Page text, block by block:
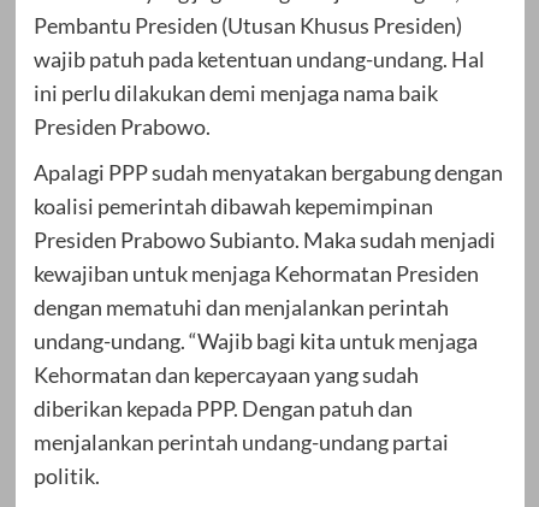
Pembantu Presiden (Utusan Khusus Presiden)
wajib patuh pada ketentuan undang-undang. Hal
ini perlu dilakukan demi menjaga nama baik
Presiden Prabowo.
Apalagi PPP sudah menyatakan bergabung dengan
koalisi pemerintah dibawah kepemimpinan
Presiden Prabowo Subianto. Maka sudah menjadi
kewajiban untuk menjaga Kehormatan Presiden
dengan mematuhi dan menjalankan perintah
undang-undang. “Wajib bagi kita untuk menjaga
Kehormatan dan kepercayaan yang sudah
diberikan kepada PPP. Dengan patuh dan
menjalankan perintah undang-undang partai
politik.